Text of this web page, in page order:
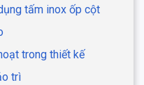
tấm inox ốp cột
trong thiết kế
trì